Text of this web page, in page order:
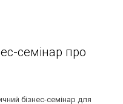
семінар про
бізнес-семінар для